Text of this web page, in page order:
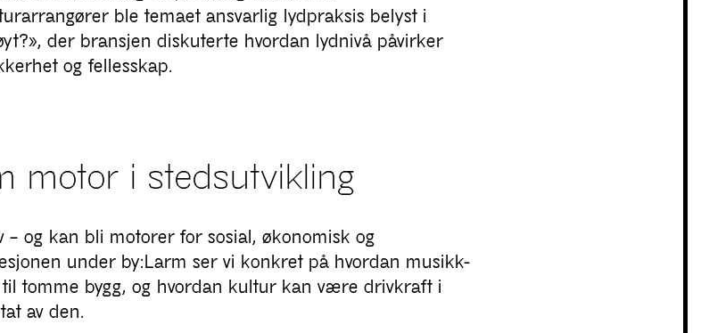
ble temaet ansvarlig lydpraksis belyst i
der bransjen diskuterte hvordan lydnivå påvirker
og fellesskap.
motor i stedsutvikling
og kan bli motorer for sosial, økonomisk og
under by:Larm ser vi konkret på hvordan musikk-
tomme bygg, og hvordan kultur kan være drivkraft i
av den.